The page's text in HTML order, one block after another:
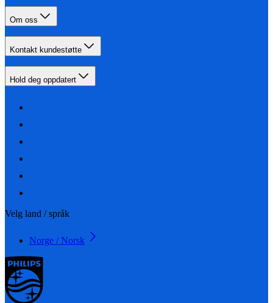
Om oss
Kontakt kundestøtte
Hold deg oppdatert
Velg land / språk
Norge / Norsk